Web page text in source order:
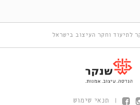
לתיעוד וחקר העיצוב בישראל
תנאי שימוש